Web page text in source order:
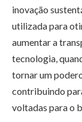
inovação
utilizada para
aumentar a
tecnologia,
tornar um
contribuindo
voltadas para o